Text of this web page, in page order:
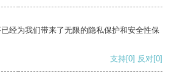
经为我们带来了无限的隐私保护和安全性保
支持[0] 反对[0]